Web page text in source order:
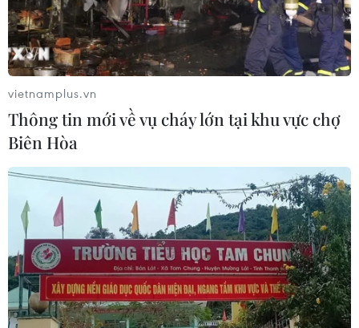
Khi không được giải quyết ra ngoài vì không có lý do
chính đáng, Trương Ngọc Long (SN1980) ở quận Ninh
Kiều, thành phố Cần Thơ đã lấy dao inox đâm vào lưng
ông Nguyễn Văn Thuận, bảo vệ chốt vùng xanh.
vietnamplus.vn
Thông tin mới về vụ cháy lớn tại khu vực chợ
Biên Hòa